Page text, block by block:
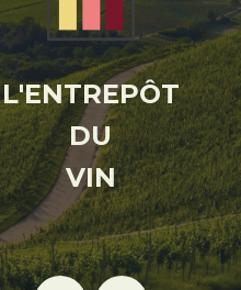
L'ENTREPÔT
DU
VIN